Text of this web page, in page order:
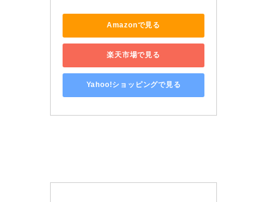
Amazonで見る
楽天市場で見る
Yahoo!ショッピングで見る